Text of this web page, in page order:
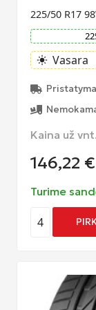
225/50 R17
light_mode Vasara
Kaina už
146,22 €
Turime
4